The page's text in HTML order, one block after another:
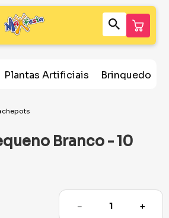
Plantas Artificiais Brinquedos
Branco - 10
＋
－